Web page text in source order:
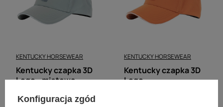
KENTUCKY HORSEWEAR
Kentucky czapka 3D
Logo - miętowa
KENTUCKY HORSEWEAR
Kentucky czapka 3D
Logo -
Konfiguracja zgód